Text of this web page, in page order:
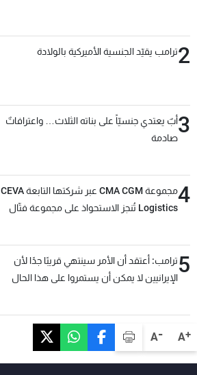
A+
A-
2ترامب يقيّد الجنسية الأميركية بالولادة
3أبٌ يعتدي جنسيّاً على بناته الثلاث… واعترافاتٌ
صادمة
4
مجموعة CMA CGM عبر شركتها التابعة CEVA
Logistics تُنجز الاستحواذ على مجموعة فتّال
5ترامب: أعتقد أن الأمر سينتهي قريبًا جدًا لأن
الإيرانيين لا يمكن أن يستمروا على هذا الحال